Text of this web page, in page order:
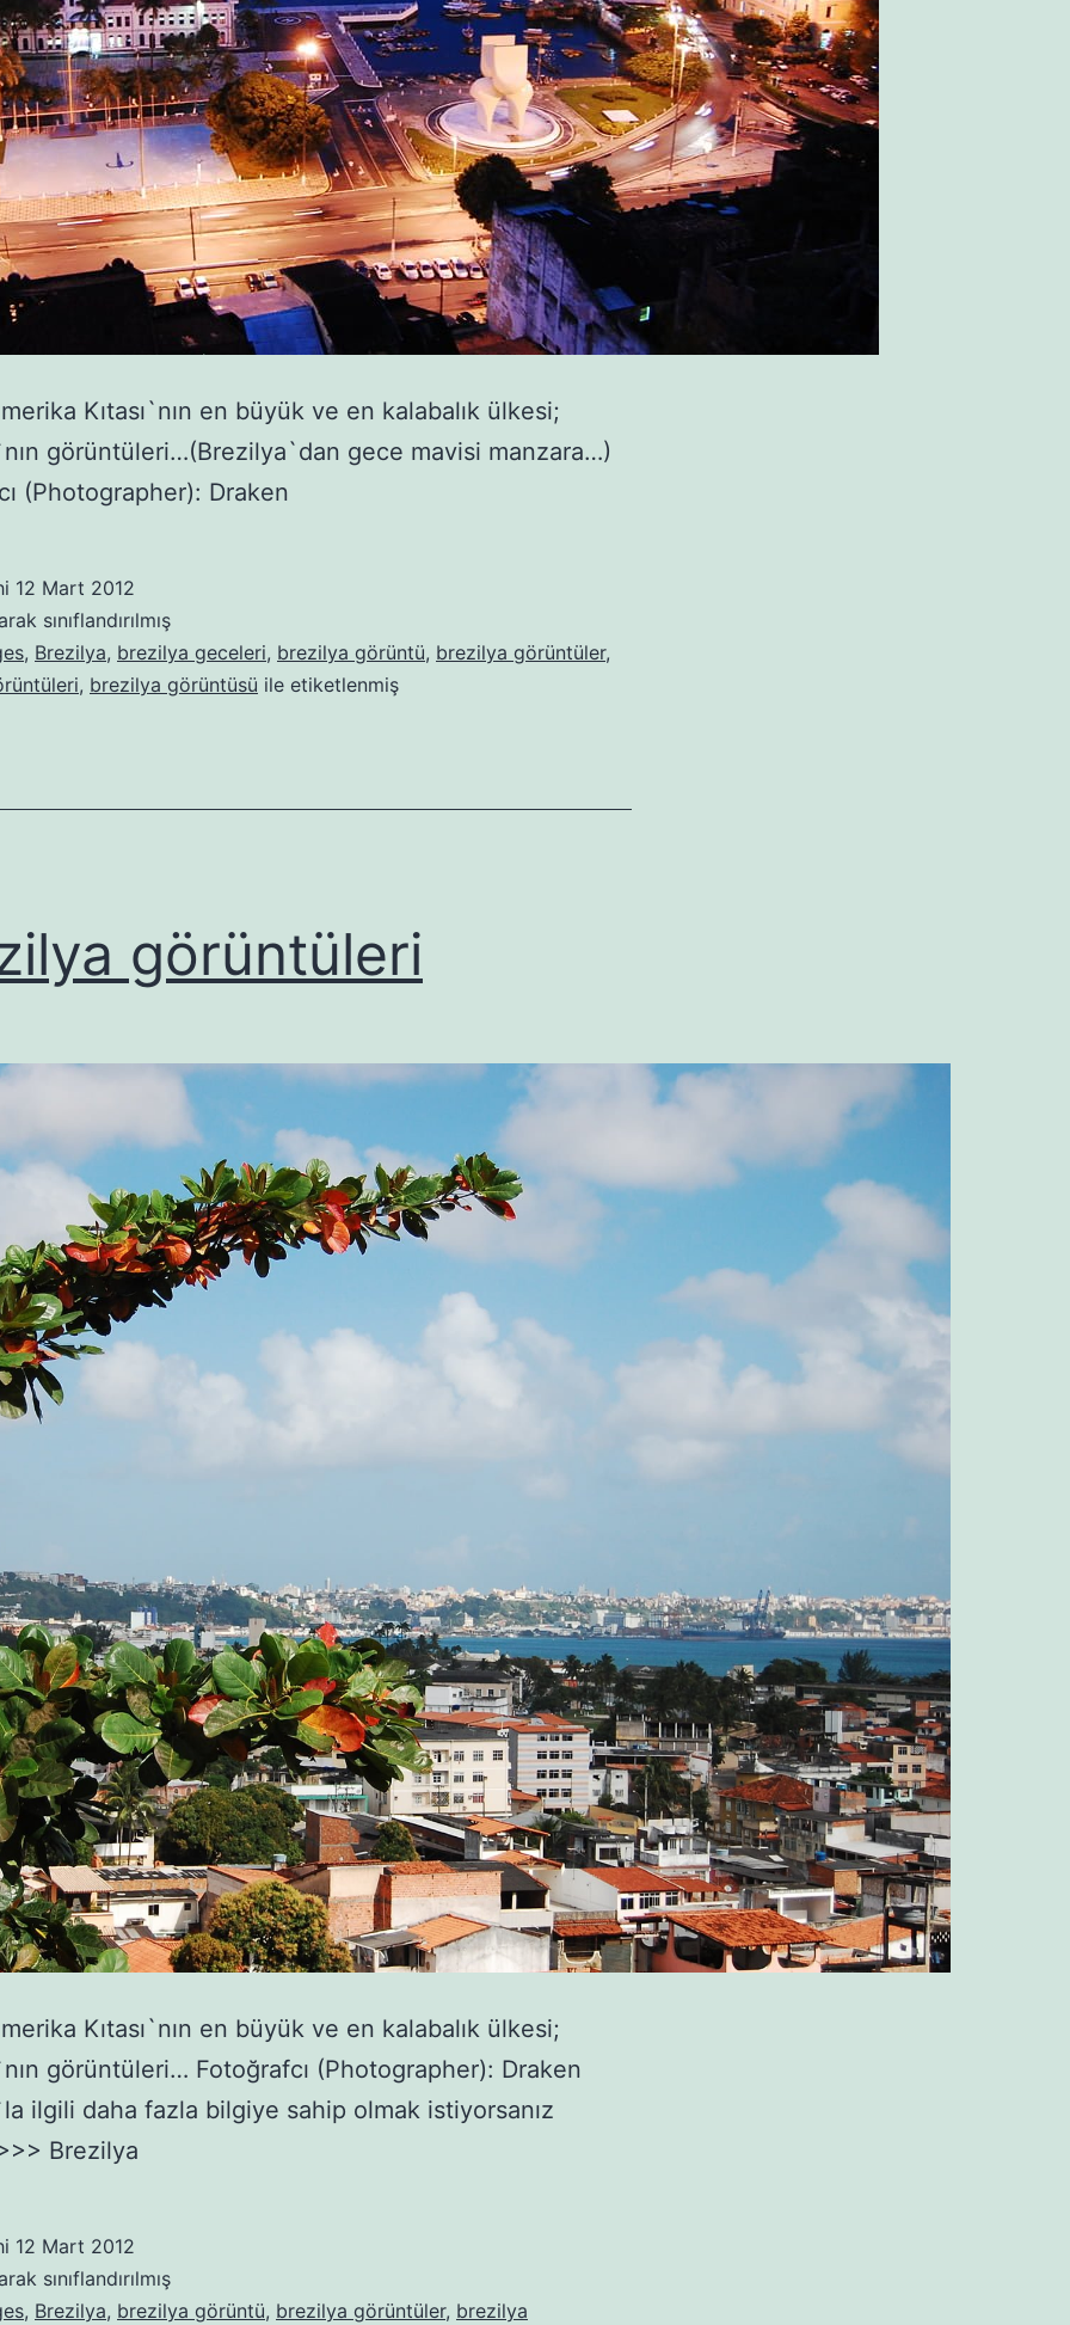
Kıtası`nın en büyük ve en kalabalık ülkesi;
görüntüleri…(Brezilya`dan gece mavisi manzara…)
(Photographer): Draken
12 Mart 2012
sınıflandırılmış
, Brezilya, brezilya geceleri, brezilya görüntü, brezilya görüntüler,
, brezilya görüntüsü ile etiketlenmiş
görüntüleri
Kıtası`nın en büyük ve en kalabalık ülkesi;
görüntüleri… Fotoğrafcı (Photographer): Draken
ilgili daha fazla bilgiye sahip olmak istiyorsanız
Brezilya
12 Mart 2012
sınıflandırılmış
, Brezilya, brezilya görüntü, brezilya görüntüler, brezilya